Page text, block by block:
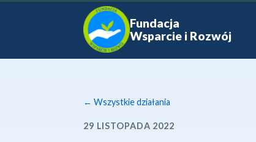
Fundacja
Wsparcie i Rozwój
← Wszystkie działania
29 LISTOPADA 2022